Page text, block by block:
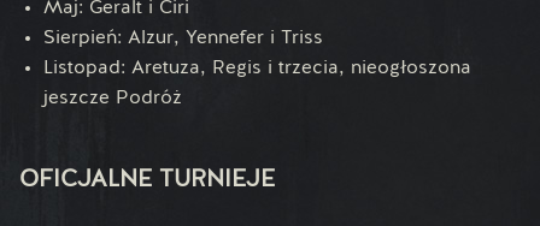
Maj: Geralt i Ciri
Sierpień: Alzur, Yennefer i Triss
Listopad: Aretuza, Regis i trzecia, nieogłoszona
jeszcze Podróż
OFICJALNE TURNIEJE